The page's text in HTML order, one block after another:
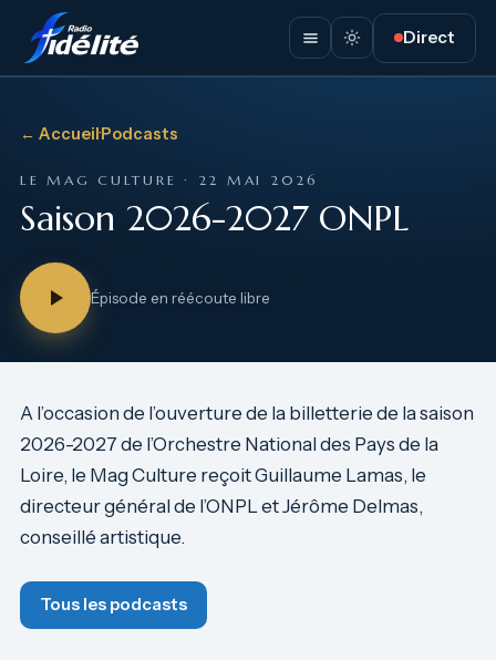
Direct
← Accueil·Podcasts
LE MAG CULTURE · 22 MAI 2026
Saison 2026-2027 ONPL
Épisode en réécoute libre
A l’occasion de l’ouverture de la billetterie de la saison
2026-2027 de l’Orchestre National des Pays de la
Loire, le Mag Culture reçoit Guillaume Lamas, le
directeur général de l’ONPL et Jérôme Delmas,
conseillé artistique.
Tous les podcasts